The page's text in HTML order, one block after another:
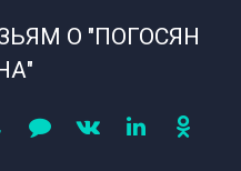
О "ПОГОСЯН